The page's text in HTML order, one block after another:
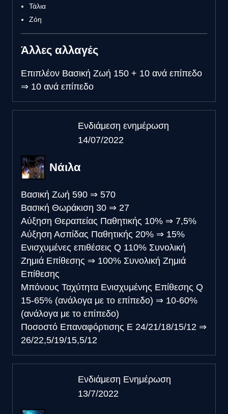
Τάλια
Ζόη
Άλλες αλλαγές
Επιπλέον Βασική Ζωή 150 + 10 ανά επίπεδο
⇒ 10 ανά επίπεδο
Ενδιάμεση ενημέρωση
14/07/2022
Νάιλα
Βασική Ζωή 590 ⇒ 570
Βασική Θωράκιση 30 ⇒ 27
Αύξηση Θεραπείας Παθητικής 10% ⇒ 7,5%
Αύξηση Ασπίδας Παθητικής 20% ⇒ 15%
Ενισχυμένες επιθέσεις Q 110% Συνολική
Ζημιά Επίθεσης ⇒ 100% Συνολική Ζημιά
Επίθεσης
Μπόνους Ταχύτητα Ενισχυμένης Επίθεσης Q
15-65% (ανάλογα με το επίπεδο) ⇒ 10-60%
(ανάλογα με το επίπεδο)
Ποσοστό Επαναφόρτισης E 24/21/18/15/12 ⇒
26/22,5/19/15,5/12
Ενδιάμεση Ενημέρωση
13/7/2022